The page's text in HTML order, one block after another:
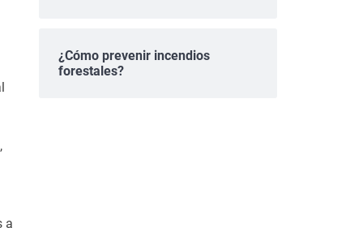
a
¿Cómo prevenir incendios
forestales?